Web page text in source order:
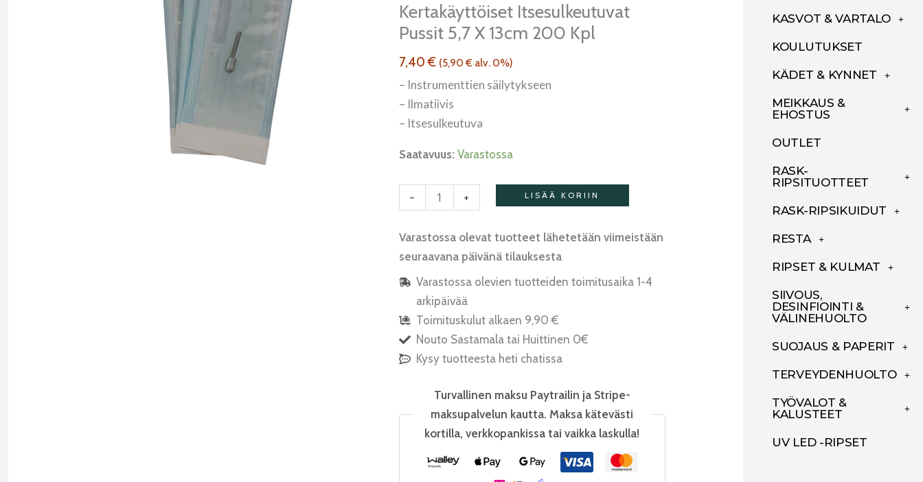
Kertakäyttöiset Itsesulkeutuvat
Pussit 5,7 X 13cm 200 Kpl
7,40€ (5,90€ alv. 0%)
– Instrumenttien säilytykseen
– Ilmatiivis
– Itsesulkeutuva
Saatavuus: Varastossa
-
13cm
200
määrä
+ LISÄÄ KORIIN
Varastossa olevat tuotteet lähetetään viimeistään
seuraavana päivänä tilauksesta
Varastossa olevien tuotteiden toimitusaika 1-4
arkipäivää
Toimituskulut alkaen 9,90 €
Nouto Sastamala tai Huittinen 0€
Kysy tuotteesta heti chatissa
Turvallinen maksu Paytrailin ja Stripe-
maksupalvelun kautta. Maksa kätevästi
kortilla, verkkopankissa tai vaikka laskulla!
KASVOT & VARTALO
KOULUTUKSET
KÄDET & KYNNET
MEIKKAUS &
EHOSTUS
OUTLET
RASK-
RIPSITUOTTEET
RASK-RIPSIKUIDUT
RESTA
RIPSET & KULMAT
SIIVOUS,
DESINFIOINTI &
VÄLINEHUOLTO
SUOJAUS & PAPERIT
TERVEYDENHUOLTO
TYÖVALOT &
KALUSTEET
UV LED -RIPSET